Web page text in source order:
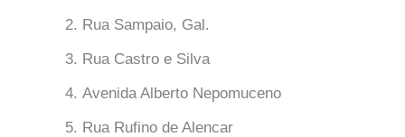
Rua Sampaio, Gal.
Rua Castro e Silva
Avenida Alberto Nepomuceno
Rua Rufino de Alencar